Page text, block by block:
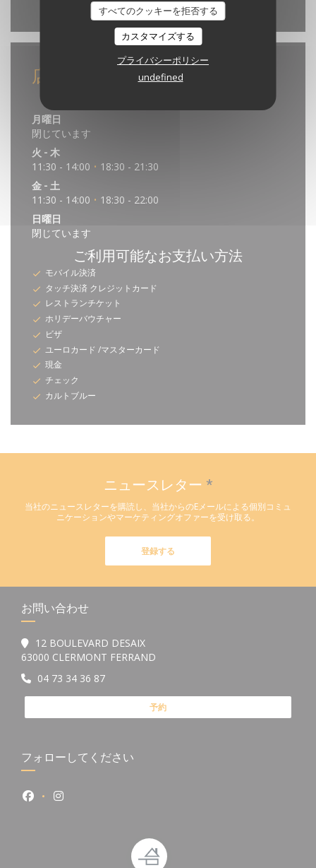
すべてのクッキーを拒否する
カスタマイズする
プライバシーポリシー
undefined
Waze Map が無効になっています。 許可
店舗情報
月曜日
閉じています
火 - 木
11:30 - 14:00 • 18:30 - 21:30
金 - 土
11:30 - 14:00 • 18:30 - 22:00
日曜日
閉じています
ご利用可能なお支払い方法
モバイル決済
タッチ決済 クレジットカード
レストランチケット
ホリデーバウチャー
ビザ
ユーロカード /マスターカード
現金
チェック
カルトブルー
ニュースレター *
当社のニュースレターを購読し、当社からのEメールによる個別コミュ
ニケーションやマーケティングオファーを受け取る。
登録する
お問い合わせ
12 BOULEVARD DESAIX
63000 CLERMONT FERRAND
04 73 34 36 87
予約
フォローしてください
Facebook ((新しいウィンドウで開きます))
Instagram ((新しいウィンドウで開きます))